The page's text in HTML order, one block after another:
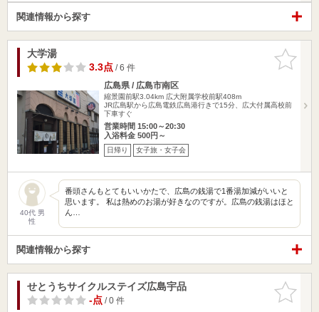
関連情報から探す
お気に入
りに追加
大学湯
3.3点/ 6 件
広島県 / 広島市南区
縮景園前駅3.04km 広大附属学校前駅408m
JR広島駅から広島電鉄広島港行きで15分、広大付属高校前
下車すぐ
営業時間 15:00～20:30
入浴料金 500円～
日帰り 女子旅・女子会
40代 男
性
番頭さんもとてもいいかたで、広島の銭湯で1番湯加減がいいと
思います。 私は熱めのお湯が好きなのですが。広島の銭湯はほと
ん…
関連情報から探す
お気に入
りに追加
せとうちサイクルステイズ広島宇品
-点/ 0 件